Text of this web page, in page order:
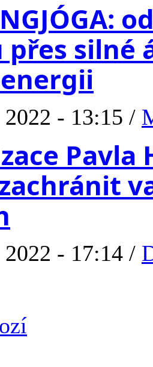
silné
- 13:15 /
Pavla
- 17:14 /